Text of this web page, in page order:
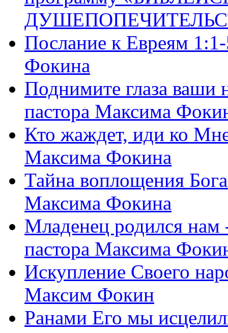
Послание к Евреям
Фокина
Поднимите глаза ваши
пастора Максима
Кто жаждет, иди ко
Максима Фокина
Тайна воплощения
Максима Фокина
Младенец родился
пастора Максима
Искупление Своего
Максим Фокин
Ранами Его мы